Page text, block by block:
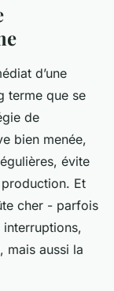
d’une
terme que se
de
bien menée,
évite
Et
cher - parfois
interruptions,
mais aussi la